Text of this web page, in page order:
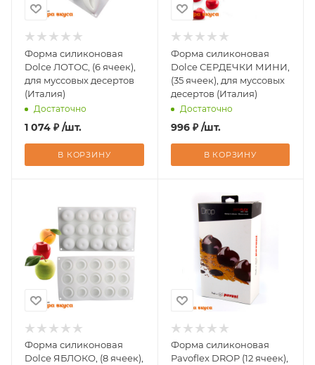
Форма силиконовая
Dolce ЛОТОС, (6 ячеек),
для муссовых десертов
(Италия)
Достаточно
1 074 ₽ /шт.
В КОРЗИНУ
Форма силиконовая
Dolce СЕРДЕЧКИ МИНИ,
(35 ячеек), для муссовых
десертов (Италия)
Достаточно
996 ₽ /шт.
В КОРЗИНУ
Форма силиконовая
Dolce ЯБЛОКО, (8 ячеек),
Форма силиконовая
Pavoflex DROP (12 ячеек),